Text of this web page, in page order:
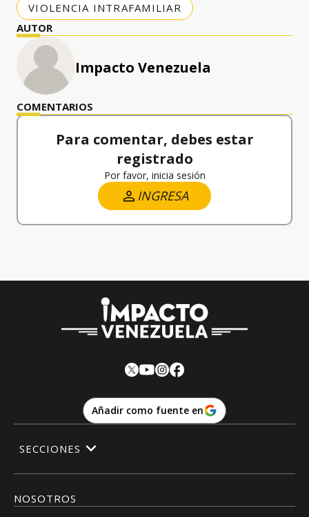
VIOLENCIA INTRAFAMILIAR
AUTOR
Impacto Venezuela
COMENTARIOS
Para comentar, debes estar
registrado
Por favor, inicia sesión
INGRESA
Añadir como fuente en
NOSOTROS
SECCIONES